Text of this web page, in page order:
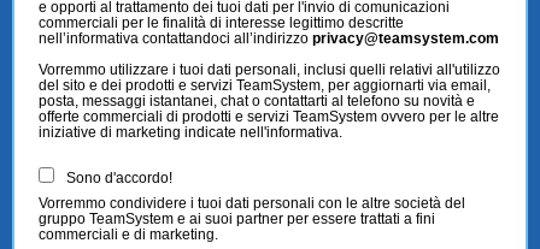
e opporti al trattamento dei tuoi dati per l'invio di comunicazioni
commerciali per le finalità di interesse legittimo descritte
nell’informativa contattandoci all’indirizzo privacy@teamsystem.com
Vorremmo utilizzare i tuoi dati personali, inclusi quelli relativi all'utilizzo
del sito e dei prodotti e servizi TeamSystem, per aggiornarti via email,
posta, messaggi istantanei, chat o contattarti al telefono su novità e
offerte commerciali di prodotti e servizi TeamSystem ovvero per le altre
iniziative di marketing indicate nell'informativa.
Sono d'accordo!
Vorremmo condividere i tuoi dati personali con le altre società del
gruppo TeamSystem e ai suoi partner per essere trattati a fini
commerciali e di marketing.